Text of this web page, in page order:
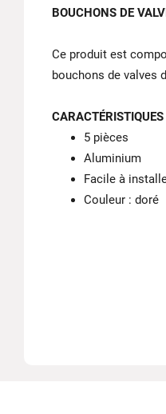
BOUCHONS DE
Ce produit est
bouchons de valves
5 pièces
Aluminium
Facile à
Couleur : doré